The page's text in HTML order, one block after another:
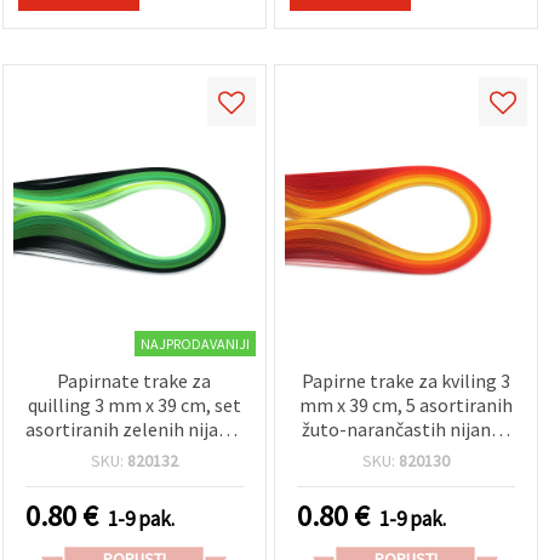
NAJPRODAVANIJI
Papirnate trake za
quilling 3 mm x 39 cm, set
asortiranih zelenih nijansi
– 5 boja, 100 kom
SKU: 820132
0.80€ 1-9 pak.
Papirne trake za kviling 3
mm x 39 cm, 5 asortiranih
žuto-narančastih nijansi,
pakiranje 100 kom
SKU: 820130
0.80€ 1-9 pak.